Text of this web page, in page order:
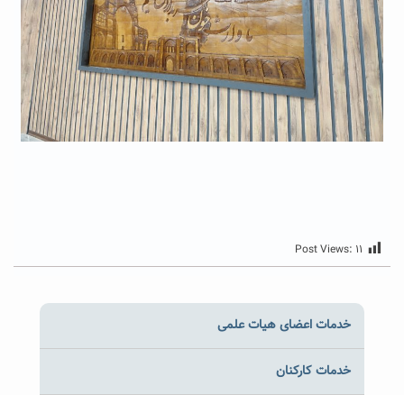
Post Views: ۱۱
خدمات اعضای هیات علمی
خدمات کارکنان